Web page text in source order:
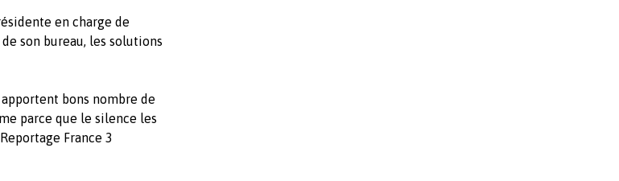
en charge de
son bureau, les solutions
bons nombre de
parce que le silence les
France 3